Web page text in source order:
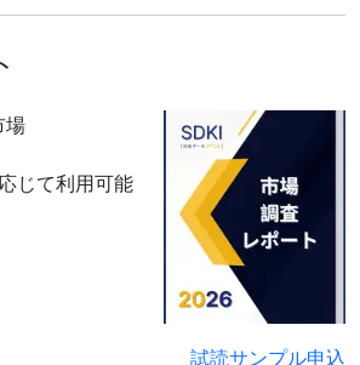
場
じて利用可能
試読サンプル申込